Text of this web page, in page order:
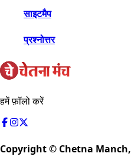
साइटमैप
प्रश्नोत्तर
हमें फ़ॉलो करें
Copyright © Chetna Manch,